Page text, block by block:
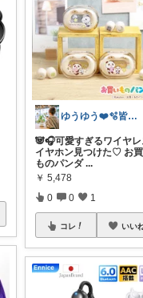
ゆうゆう❤️🫧皆様に感謝🥺
🐼🎧可愛すぎるワイヤレ
イヤホン見つけた♡ お
ものパンダ ...
￥ 5,478
0 0 1
コレ いい